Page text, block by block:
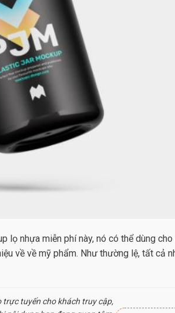
lọ nhựa miễn phí này, nó có thể dùng
về về mỹ phẩm. Như thường lệ, tất cả
trực tuyến cho khách truy cập,